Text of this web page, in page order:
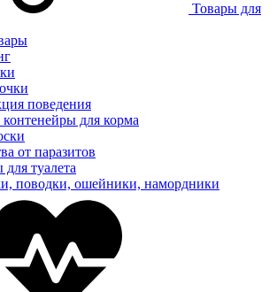
Товары для
поведения
для корма
от паразитов
туалета
поводки, ошейники, намордники